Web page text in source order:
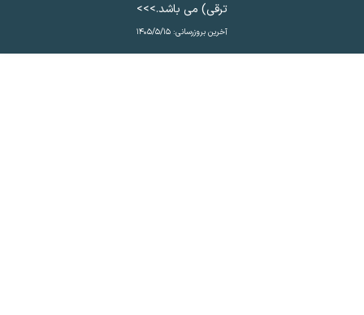
ترقی) می باشد.>>>
آخرین بروزرسانی:۱۴۰۵/۵/۱۵